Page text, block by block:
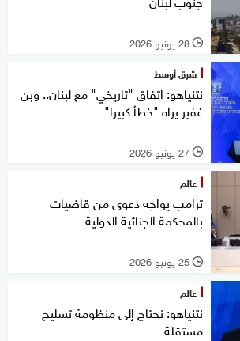
l 28 يونيو 2026
شرق أوسط
نتنياهو: اتفاق "تاريخي" مع لبنان.. وبن
غفير يراه "خطأ كبيرا"
l 27 يونيو 2026
عالم
ترامب يواجه دعوى من قاضيات
بالمحكمة الجنائية الدولية
l 25 يونيو 2026
عالم
نتنياهو: نحتاج إلى منظومة تسليح
مستقلة